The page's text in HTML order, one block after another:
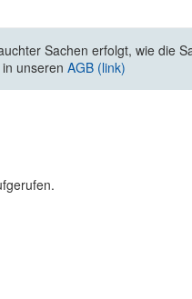
Sachen erfolgt, wie die
unseren AGB (link)